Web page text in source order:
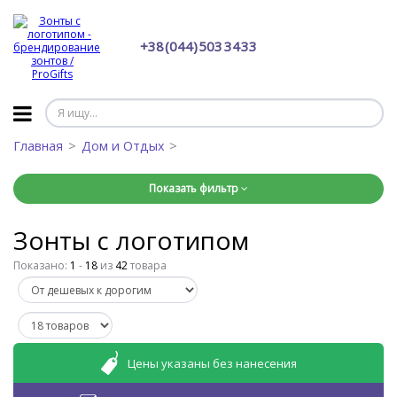
+38 (044) 503 34 33
Главная Дом и Отдых
Показать фильтр
Зонты с логотипом
Показано: 1 - 18 из 42товара
Цены указаны без нанесения